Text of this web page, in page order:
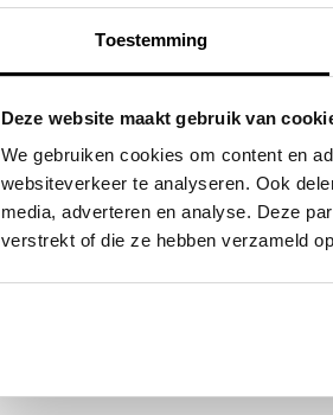
Toestemming
Deze website maakt gebruik van
We gebruiken cookies om content en
websiteverkeer te analyseren. Ook
media, adverteren en analyse. Deze
verstrekt of die ze hebben verzameld
AANTAL
ZAKELIJK E-MAIL
Verstuur aanvraag